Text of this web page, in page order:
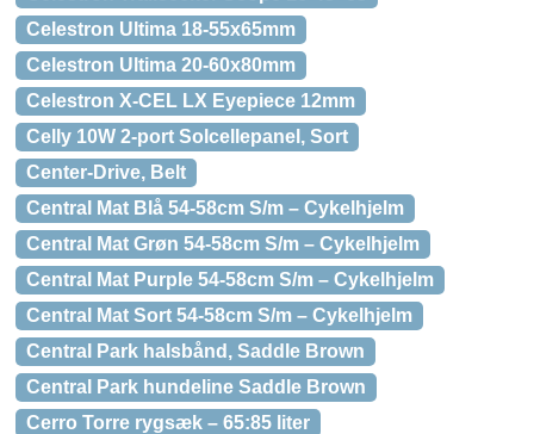
Celestron Ultima 18-55x65mm
Celestron Ultima 20-60x80mm
Celestron X-CEL LX Eyepiece 12mm
Celly 10W 2-port Solcellepanel, Sort
Center-Drive, Belt
Central Mat Blå 54-58cm S/m – Cykelhjelm
Central Mat Grøn 54-58cm S/m – Cykelhjelm
Central Mat Purple 54-58cm S/m – Cykelhjelm
Central Mat Sort 54-58cm S/m – Cykelhjelm
Central Park halsbånd, Saddle Brown
Central Park hundeline Saddle Brown
Cerro Torre rygsæk – 65:85 liter